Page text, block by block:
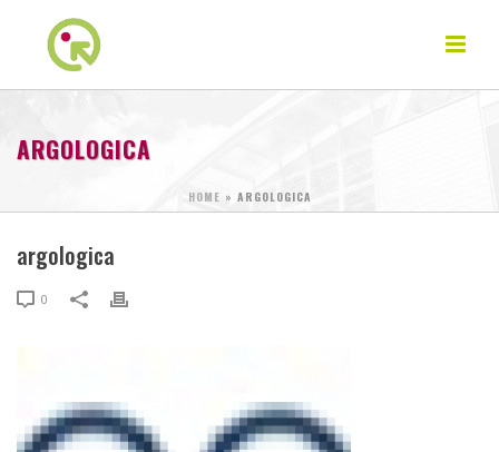
ARGOLOGICA
HOME » ARGOLOGICA
argologica
0